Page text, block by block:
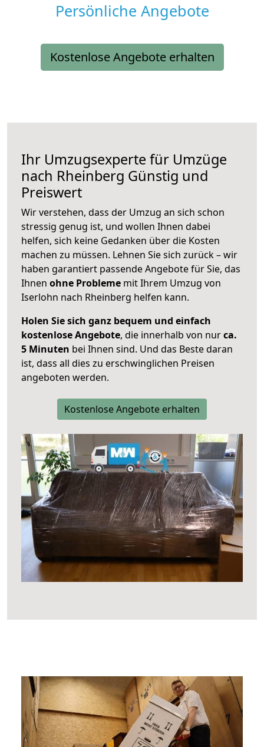
Persönliche Angebote
Kostenlose Angebote erhalten
Ihr Umzugsexperte für Umzüge
nach Rheinberg Günstig und
Preiswert
Wir verstehen, dass der Umzug an sich schon
stressig genug ist, und wollen Ihnen dabei
helfen, sich keine Gedanken über die Kosten
machen zu müssen. Lehnen Sie sich zurück – wir
haben garantiert passende Angebote für Sie, das
Ihnen ohne Probleme mit Ihrem Umzug von
Iserlohn nach Rheinberg helfen kann.
Holen Sie sich ganz bequem und einfach
kostenlose Angebote, die innerhalb von nurca.
5 Minuten bei Ihnen sind. Und das Beste daran
ist, dass all dies zu erschwinglichen Preisen
angeboten werden.
Kostenlose Angebote erhalten